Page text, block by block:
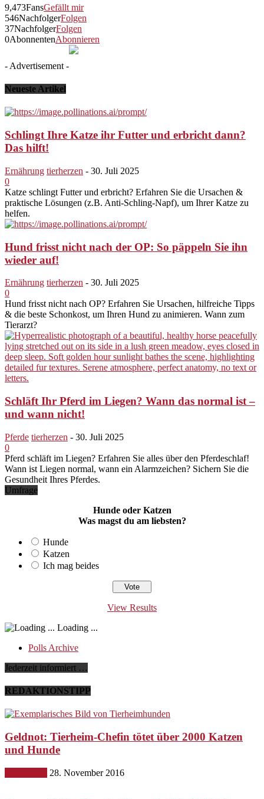
9,473FansGefällt mir
546NachfolgerFolgen
37NachfolgerFolgen
0AbonnentenAbonnieren
- Advertisement -
Neueste Artikel
Schlingt Ihre Katze ihr Futter und erbricht dann?
Das hilft!
Ernährung tierherzen - 30. Juli 2025
0
Katze schlingt Futter und erbricht? Erfahren Sie die Ursachen &
praktische Lösungen (z.B. Anti-Schling-Napf), um Ihrer Katze zu
helfen.
Hund frisst nicht nach der OP: So päppeln Sie ihn
wieder auf!
Ernährung tierherzen - 30. Juli 2025
0
Hund frisst nicht nach OP? Erfahren Sie Ursachen, hilfreiche Tipps
& die beste Schonkost, um Ihren Hund zu animieren. Wann zum
Tierarzt?
Schläft Ihr Pferd im Liegen? Wann das normal ist –
und wann nicht!
Pferde tierherzen - 30. Juli 2025
0
Pferd schläft im Liegen? Erfahren Sie alles über den Pferdeschlaf!
Wann ist Liegen normal, wann ein Alarmzeichen? Sichern Sie die
Gesundheit Ihres Pferdes.
Umfrage
Hunde oder Katzen
Was magst du am liebsten?
Hunde
Katzen
Ich mag beides
View Results
Loading ...
Polls Archive
Jederzeit informiert …
REDAKTIONSTIPP
Geldnot: Tierheim-Chefin tötet über 2000 Katzen
und Hunde
28. November 2016